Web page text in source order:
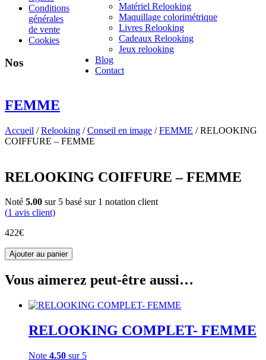
Matériel Relooking
Maquillage colorimétrique
Livres Relooking
Cadeaux Relooking
Jeux relooking
Blog
Contact
FEMME
Accueil /Relooking /Conseil en image /FEMME / RELOOKING
COIFFURE – FEMME
RELOOKING COIFFURE – FEMME
Noté 5.00 sur 5 basé sur 1 notation client
(1 avis client)
422€
quantité
de
RELOOKING
COIFFURE
FEMME
Ajouter au panier
Vous aimerez peut-être aussi…
RELOOKING COMPLET- FEMME
Note 4.50 sur 5
Conditions
générales
de vente
Cookies
Nos